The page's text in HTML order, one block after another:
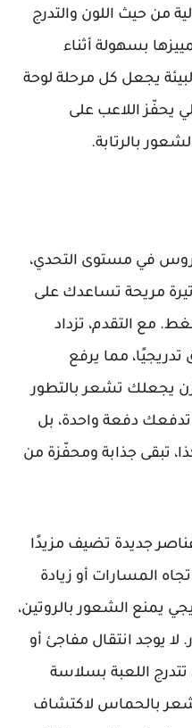
من حيث اللون والتدرج
بسهولة أثناء
يجعل كل مرحلة لوحة
يحفّز اللاعب على
بالرتابة.
في مستوى التحدي،
مريحة تساعدك على
مع التقدم، تزداد
مما يرفع
يجعلك تشعر بالتطور
تدفعك دفعة واحدة، بل
تبقى جذابة ومحفّزة من
جديدة تضيف مزيدًا
المسارات أو زيادة
يمنع الشعور بالروتين،
يوجد انتقال مفاجئ أو
اللعبة بسلاسة
بالحماس لاكتشاف